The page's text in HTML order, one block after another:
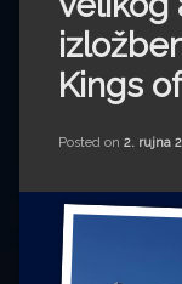
Impressum
Milenko Strižak
Drugi autori
Drugi autori
Željko Krznarić
Kings
Posted on 2. rujna